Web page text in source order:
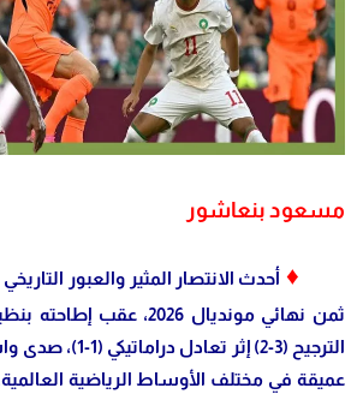
مسعود بنعاشور
♦ أحدث الانتصار المثير والعبور
ثمن نهائي مونديال 2026،
الترجيح (3-2) إثر
عميقة في مختلف الأوساط الرياضية